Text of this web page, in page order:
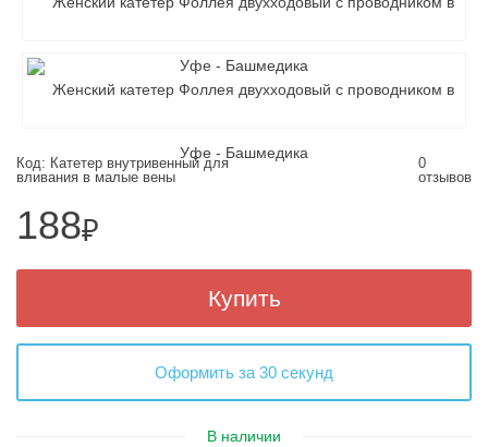
Код: Катетер внутривенный для
вливания в малые вены
0
отзывов
188₽
Купить
Оформить за 30 секунд
В наличии